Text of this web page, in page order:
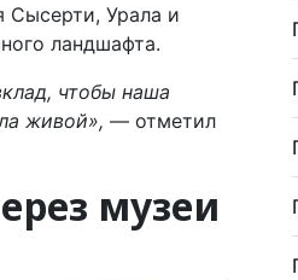
Сысерти, Урала и
ландшафта.
чтобы наша
живой», — отметил
музеи